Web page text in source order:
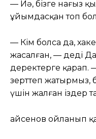
— Иә, бізге нағыз
ұйымдасқан топ
— Кім болса да,
жасалған, — деді
деректерге қарап.
зерттеп жатырмыз,
үшін жалған іздер
Қайсенов ойланып